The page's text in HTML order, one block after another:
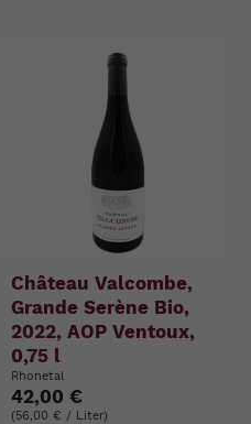
Château Valcombe,
Grande Serène Bio,
2022, AOP Ventoux,
0,75 l
Rhonetal
42,00 €
(56,00 € / Liter)